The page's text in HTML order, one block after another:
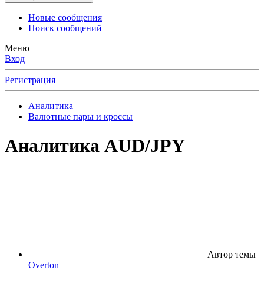
Новые сообщения
Поиск сообщений
Меню
Вход
Регистрация
Аналитика
Валютные пары и кроссы
Аналитика AUD/JPY
Автор темы
Overton